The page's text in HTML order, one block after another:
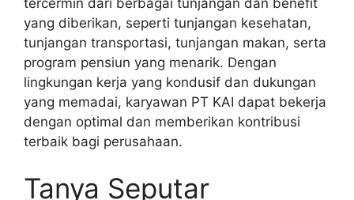
yang diberikan, seperti tunjangan kesehatan,
tunjangan transportasi, tunjangan makan, serta
program pensiun yang menarik. Dengan
lingkungan kerja yang kondusif dan dukungan
yang memadai, karyawan PT KAI dapat bekerja
dengan optimal dan memberikan kontribusi
terbaik bagi perusahaan.
Tanya Seputar